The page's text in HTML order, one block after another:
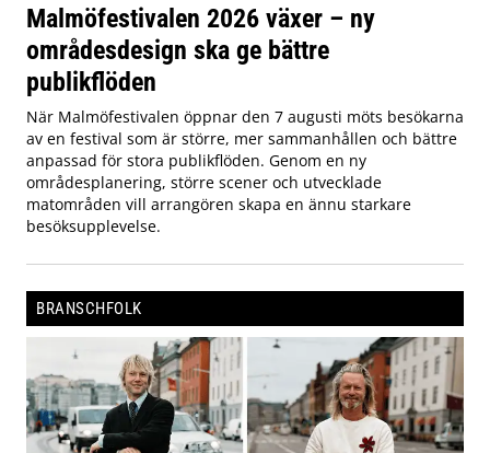
Malmöfestivalen 2026 växer – ny
områdesdesign ska ge bättre
publikflöden
När Malmöfestivalen öppnar den 7 augusti möts besökarna
av en festival som är större, mer sammanhållen och bättre
anpassad för stora publikflöden. Genom en ny
områdesplanering, större scener och utvecklade
matområden vill arrangören skapa en ännu starkare
besöksupplevelse.
BRANSCHFOLK